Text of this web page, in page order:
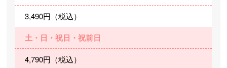
3,490円（税込）
土・日・祝日・祝前日
4,790円（税込）